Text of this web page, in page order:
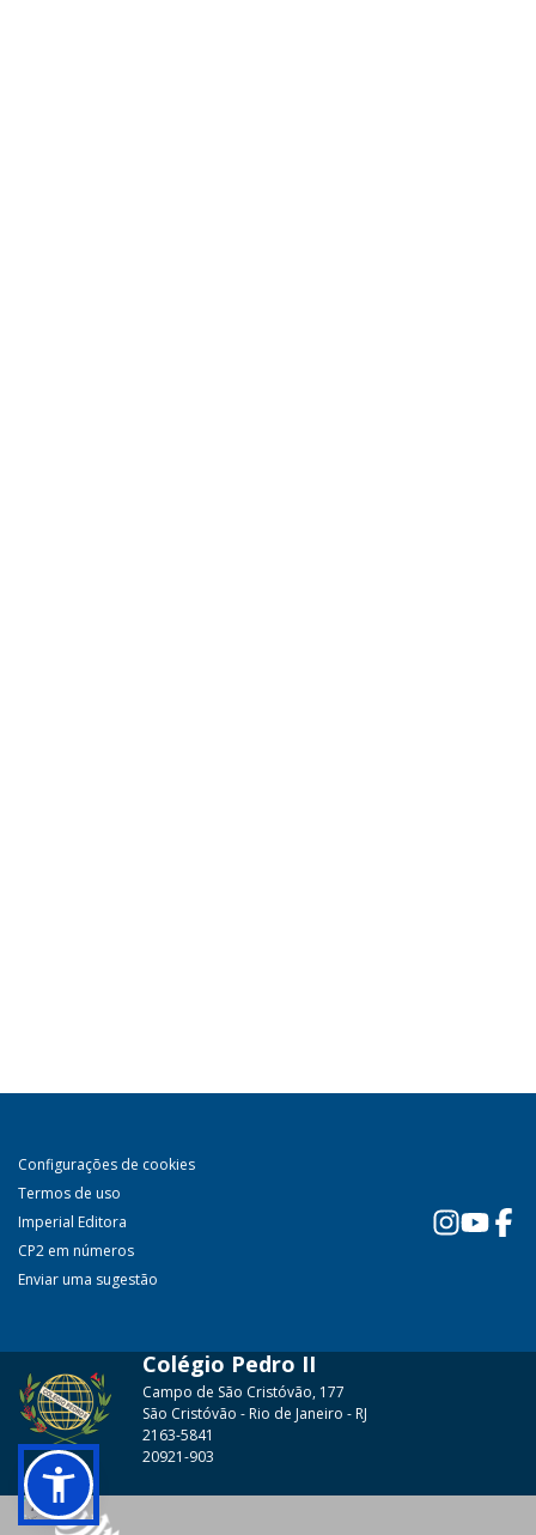
Configurações de cookies
Termos de uso
Imperial Editora
CP2 em números
Enviar uma sugestão
Colégio Pedro II
Campo de São Cristóvão, 177
São Cristóvão - Rio de Janeiro - RJ
2163-5841
20921-903